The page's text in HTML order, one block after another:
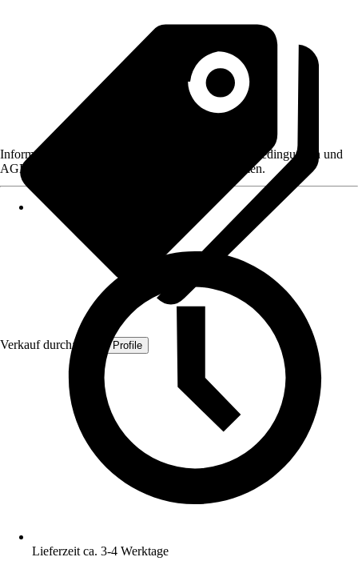
Verkauf durch: Quest Profile
Informationen des Verkäufers, wie z. B. Rückgabebedingungen und
AGB, finden Sie bei Klick auf den Verkäufernamen.
Lieferzeit ca. 3-4 Werktage